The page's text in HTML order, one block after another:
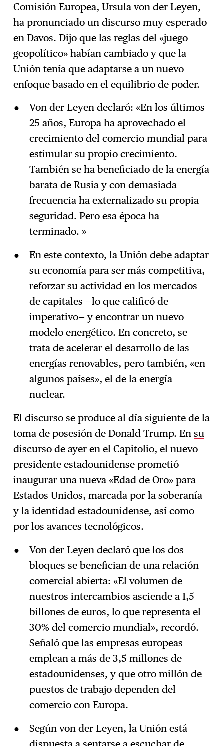
→ Suscríbase
Comisión Europea, Ursula von der Leyen,
ha pronunciado un discurso muy esperado
en Davos. Dijo que las reglas del «juego
geopolítico» habían cambiado y que la
Unión tenía que adaptarse a un nuevo
enfoque basado en el equilibrio de poder.
Von der Leyen declaró: «En los últimos
25 años, Europa ha aprovechado el
crecimiento del comercio mundial para
estimular su propio crecimiento.
También se ha beneficiado de la energía
barata de Rusia y con demasiada
frecuencia ha externalizado su propia
seguridad. Pero esa época ha
terminado. »
En este contexto, la Unión debe adaptar
su economía para ser más competitiva,
reforzar su actividad en los mercados
de capitales —lo que calificó de
imperativo— y encontrar un nuevo
modelo energético. En concreto, se
trata de acelerar el desarrollo de las
energías renovables, pero también, «en
algunos países», el de la energía
nuclear.
El discurso se produce al día siguiente de la
toma de posesión de Donald Trump. Ensu
discurso de ayer en el Capitolio, el nuevo
presidente estadounidense prometió
inaugurar una nueva «Edad de Oro» para
Estados Unidos, marcada por la soberanía
y la identidad estadounidense, así como
por los avances tecnológicos.
Von der Leyen declaró que los dos
bloques se benefician de una relación
comercial abierta: «El volumen de
nuestros intercambios asciende a 1,5
billones de euros, lo que representa el
30% del comercio mundial», recordó.
Señaló que las empresas europeas
emplean a más de 3,5 millones de
estadounidenses, y que otro millón de
puestos de trabajo dependen del
comercio con Europa.
Según von der Leyen, la Unión está